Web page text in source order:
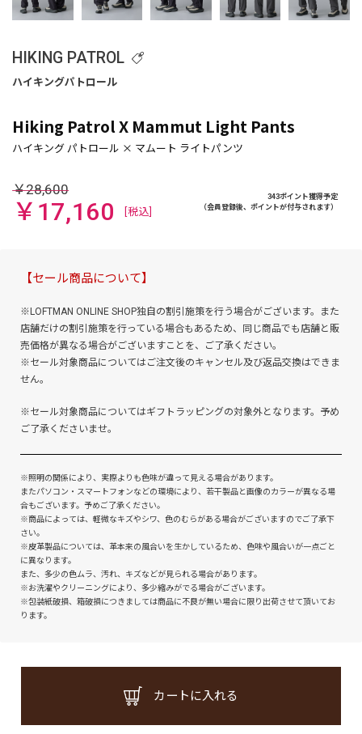
HIKING PATROL
Hiking Patrol X Mammut Light Pants
￥28,600
￥17,160 [税込]
343ポイント獲得予定
（会員登録後、ポイントが付与されます）
【セール商品について】
※LOFTMAN ONLINE SHOP独自の割引施策を行う場合がございます。また
店舗だけの割引施策を行っている場合もあるため、同じ商品でも店舗と販
売価格が異なる場合がございますことを、ご了承ください。
※セール対象商品についてはご注文後のキャンセル及び返品交換はできま
せん。
※セール対象商品についてはギフトラッピングの対象外となります。予め
ご了承くださいませ。
※照明の関係により、実際よりも色味が違って見える場合があります。
またパソコン・スマートフォンなどの環境により、若干製品と画像のカラーが異なる場
合もございます。予めご了承ください。
※商品によっては、軽微なキズやシワ、色のむらがある場合がございますのでご了承下
さい。
※皮革製品については、革本来の風合いを生かしているため、色味や風合いが一点ごと
に異なります。
また、多少の色ムラ、汚れ、キズなどが見られる場合があります。
※お洗濯やクリーニングにより、多少縮みがでる場合がございます。
※包装紙破損、箱破損につきましては商品に不良が無い場合に限り出荷させて頂いてお
ります。
カートに入れる